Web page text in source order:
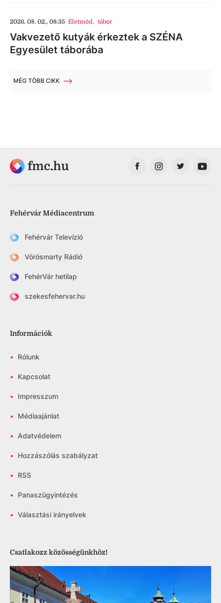
2026. 08. 02., 08:35 Életmód, tábor
Vakvezető kutyák érkeztek a SZÉNA
Egyesület táborába
MÉG TÖBB CIKK
fmc.hu
Fehérvár Médiacentrum
Fehérvár Televízió
Vörösmarty Rádió
FehérVár hetilap
szekesfehervar.hu
Információk
• Rólunk
• Kapcsolat
• Impresszum
• Médiaajánlat
• Adatvédelem
• Hozzászólás szabályzat
• RSS
• Panaszügyintézés
• Választási irányelvek
Csatlakozz közösségünkhöz!